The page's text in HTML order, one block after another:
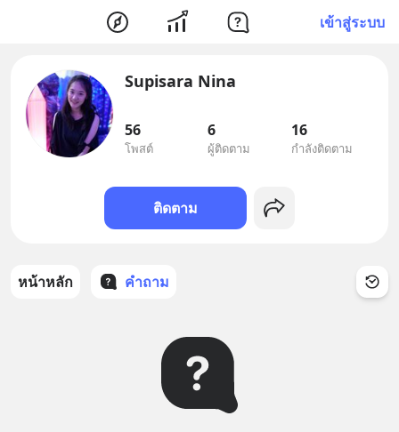
เข้าสู่ระบบ
Supisara Nina
56
โพสต์
6
ผู้ติดตาม
16
กำลังติดตาม
ติดตาม
หน้าหลัก คำถาม